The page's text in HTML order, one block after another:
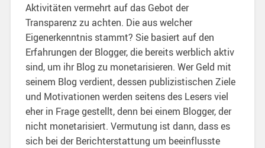
Aktivitäten vermehrt auf das Gebot der
Transparenz zu achten. Die aus welcher
Eigenerkenntnis stammt? Sie basiert auf den
Erfahrungen der Blogger, die bereits werblich aktiv
sind, um ihr Blog zu monetarisieren. Wer Geld mit
seinem Blog verdient, dessen publizistischen Ziele
und Motivationen werden seitens des Lesers viel
eher in Frage gestellt, denn bei einem Blogger, der
nicht monetarisiert. Vermutung ist dann, dass es
sich bei der Berichterstattung um beeinflusste